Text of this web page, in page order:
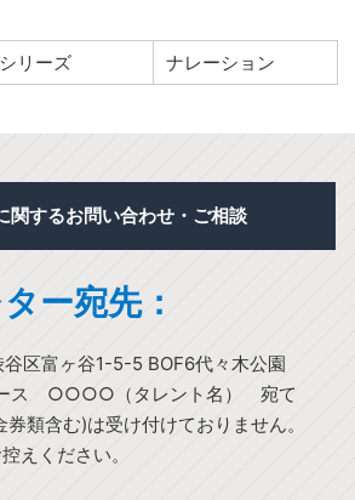
リーズ ナレーション
関するお問い合わせ・ご相談
ー宛先：
区富ヶ谷1-5-5 BOF6代々木公園
ース ○○○○（タレント名） 宛て
類含む)は受け付けておりません。
えください。